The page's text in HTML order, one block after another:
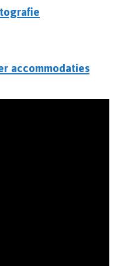
accommodaties